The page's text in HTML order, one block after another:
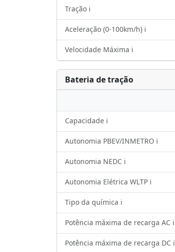
Tração ℹ️
Aceleração (0-100km/h) ℹ️
Velocidade Máxima ℹ️
Bateria de tração
Capacidade ℹ️
Autonomia PBEV/INMETRO ℹ️
Autonomia NEDC ℹ️
Autonomia Elétrica WLTP ℹ️
Tipo da química ℹ️
Potência máxima de recarga AC ℹ️
Potência máxima de recarga DC ℹ️